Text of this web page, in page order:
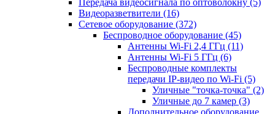
Передача видеосигнала по оптоволокну (5)
Видеоразветвители (16)
Сетевое оборудование (372)
Беспроводное оборудование (45)
Антенны Wi-Fi 2,4 ГГц (11)
Антенны Wi-Fi 5 ГГц (6)
Беспроводные комплекты
передачи IP-видео по Wi-Fi (5)
Уличные "точка-точка" (2)
Уличные до 7 камер (3)
Дополнительное оборудование